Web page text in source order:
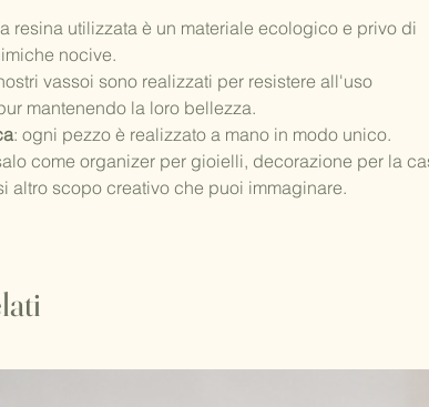
resina utilizzata è un materiale ecologico e privo di
nocive.
vassoi sono realizzati per resistere all'uso
mantenendo la loro bellezza.
: ogni pezzo è realizzato a mano in modo unico.
come organizer per gioielli, decorazione per la
altro scopo creativo che puoi immaginare.